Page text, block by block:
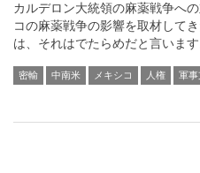
カルデロン大統領の麻薬戦争へ
コの麻薬戦争の影響を取材して
は、それはでたらめだと言います
密輸 中南米 メキシコ 人権 軍事